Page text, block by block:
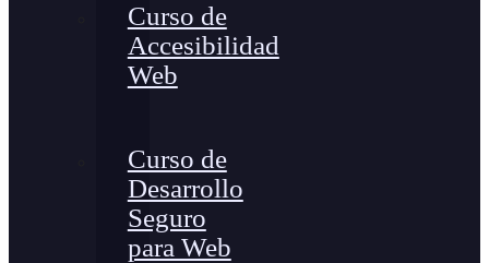
Curso de
Accesibilidad
Web
Curso de
Desarrollo
Seguro
para Web